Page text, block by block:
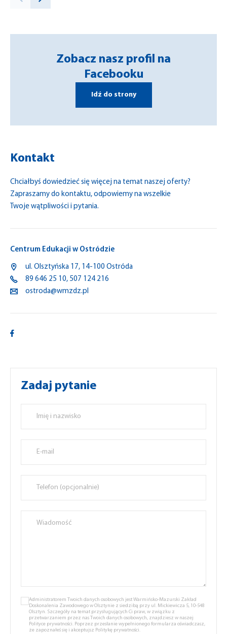
Zobacz nasz profil na
Facebooku
Idź do strony
Kontakt
Chciałbyś dowiedzieć się więcej na temat naszej oferty?
Zapraszamy do kontaktu, odpowiemy na wszelkie
Twoje wątpliwości i pytania.
Centrum Edukacji w Ostródzie
ul. Olsztyńska 17, 14-100 Ostróda
89 646 25 10, 507 124 216
ostroda@wmzdz.pl
Zadaj pytanie
Administratorem Twoich danych osobowych jest Warmińsko-Mazurski Zakład
Doskonalenia Zawodowego w Olsztynie z siedzibą przy ul. Mickiewicza 5, 10-548
Olsztyn. Szczegóły na temat przysługujących Ci praw, w związku z
przetwarzaniem przez nas Twoich danych osobowych, znajdziesz w naszej
Polityce prywatności. Poprzez przesłanie wypełnionego formularza oświadczasz,
że zapoznałeś się i akceptujsz Politykę prywatności.